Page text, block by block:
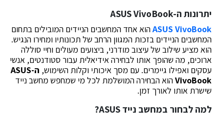
יתרונות ה-ASUS VivoBook
ASUS VivoBookהוא אחד המחשבים הניידים המובילים בתחום
המחשבים הניידים בזכות המגוון הרחב של תכונותיו ומחירו הנגיש.
הוא מציע שילוב של עיצוב מודרני, ביצועים מעולים וחיי סוללה
ארוכים, מה שהופך אותו לבחירה אידיאלית עבור סטודנטים, אנשי
עסקים ואפילו גיימרים. עם מסך איכותי וקלות השימוש,
ה-ASUS
VivoBook הוא הבחירה המושלמת לכל מי שמחפש מחשב נייד
שישרת אותו לאורך זמן.
למה לבחור במחשב נייד ASUS?